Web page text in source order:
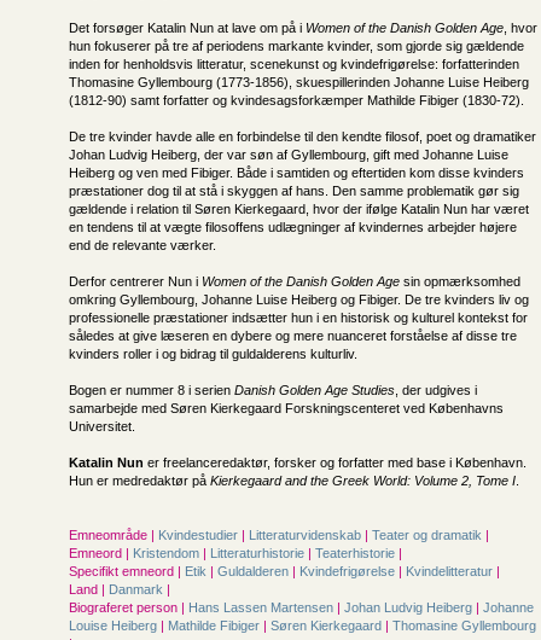
Det forsøger Katalin Nun at lave om på i Women of the Danish Golden Age , hvor
hun fokuserer på tre af periodens markante kvinder, som gjorde sig gældende
inden for henholdsvis litteratur, scenekunst og kvindefrigørelse: forfatterinden
Thomasine Gyllembourg (1773-1856), skuespillerinden Johanne Luise Heiberg
(1812-90) samt forfatter og kvindesagsforkæmper Mathilde Fibiger (1830-72).
De tre kvinder havde alle en forbindelse til den kendte filosof, poet og dramatiker
Johan Ludvig Heiberg, der var søn af Gyllembourg, gift med Johanne Luise
Heiberg og ven med Fibiger. Både i samtiden og eftertiden kom disse kvinders
præstationer dog til at stå i skyggen af hans. Den samme problematik gør sig
gældende i relation til Søren Kierkegaard, hvor der ifølge Katalin Nun har været
en tendens til at vægte filosoffens udlægninger af kvindernes arbejder højere
end de relevante værker.
Derfor centrerer Nun i Women of the Danish Golden Age sin opmærksomhed
omkring Gyllembourg, Johanne Luise Heiberg og Fibiger. De tre kvinders liv og
professionelle præstationer indsætter hun i en historisk og kulturel kontekst for
således at give læseren en dybere og mere nuanceret forståelse af disse tre
kvinders roller i og bidrag til guldalderens kulturliv.
Bogen er nummer 8 i serien Danish Golden Age Studies , der udgives i
samarbejde med Søren Kierkegaard Forskningscenteret ved Københavns
Universitet.
Katalin Nun er freelanceredaktør, forsker og forfatter med base i København.
Hun er medredaktør på Kierkegaard and the Greek World: Volume 2, Tome I
Emneområde | Kvindestudier | Litteraturvidenskab | Teater og dramatik |
Emneord | Kristendom | Litteraturhistorie | Teaterhistorie |
Specifikt emneord | Etik | Guldalderen | Kvindefrigørelse | Kvindelitteratur |
Land | Danmark |
Biograferet person | Hans Lassen Martensen | Johan Ludvig Heiberg | Johanne
Louise Heiberg | Mathilde Fibiger | Søren Kierkegaard | Thomasine Gyllembourg